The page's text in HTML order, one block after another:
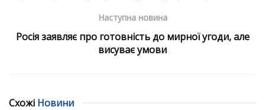
Наступна новина
Росія заявляє про готовність до мирної угоди, але
висуває умови
Схожі Новини